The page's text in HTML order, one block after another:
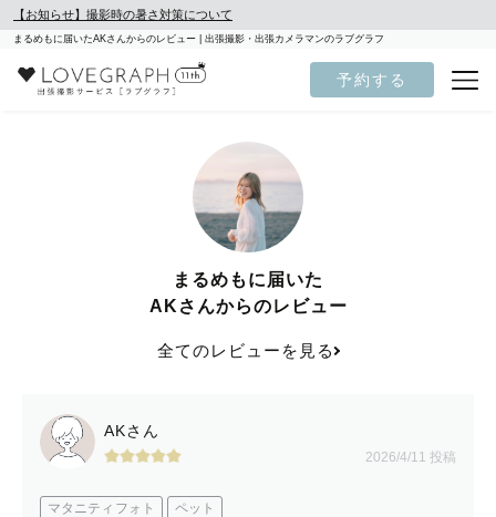
【お知らせ】撮影時の暑さ対策について
まるめもに届いたAKさんからのレビュー | 出張撮影・出張カメラマンのラブグラフ
予約する
まるめもに届いた
AKさんからのレビュー
全てのレビューを見る
AKさん
2026/4/11 投稿
マタニティフォト ペット